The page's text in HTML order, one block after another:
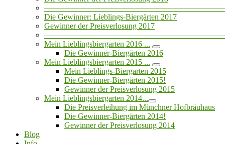
Die Gewinner: Lieblings-Biergärten 2017
Gewinner der Preisverlosung 2017
Mein Lieblingsbiergarten 2016 ...
Die Gewinner-Biergärten 2016
Mein Lieblingsbiergarten 2015 ...
Mein Lieblings-Biergarten 2015
Die Gewinner-Biergärten 2015!
Gewinner der Preisverlosung 2015
Mein Lieblingsbiergarten 2014...
Die Preisverleihung im Münchner Hofbräuhaus
Die Gewinner-Biergärten 2014!
Gewinner der Preisverlosung 2014
Blog